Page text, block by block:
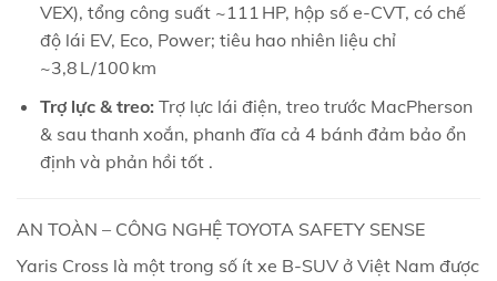
VEX), tổng công suất ~111 HP, hộp số e‑CVT, có chế
độ lái EV, Eco, Power; tiêu hao nhiên liệu chỉ
~3,8 L/100 km
Trợ lực & treo:Trợ lực lái điện, treo trước MacPherson
& sau thanh xoắn, phanh đĩa cả 4 bánh đảm bảo ổn
định và phản hồi tốt.
AN TOÀN – CÔNG NGHỆ TOYOTA SAFETY SENSE
Yaris Cross là một trong số ít xe B‑SUV ở Việt Nam được